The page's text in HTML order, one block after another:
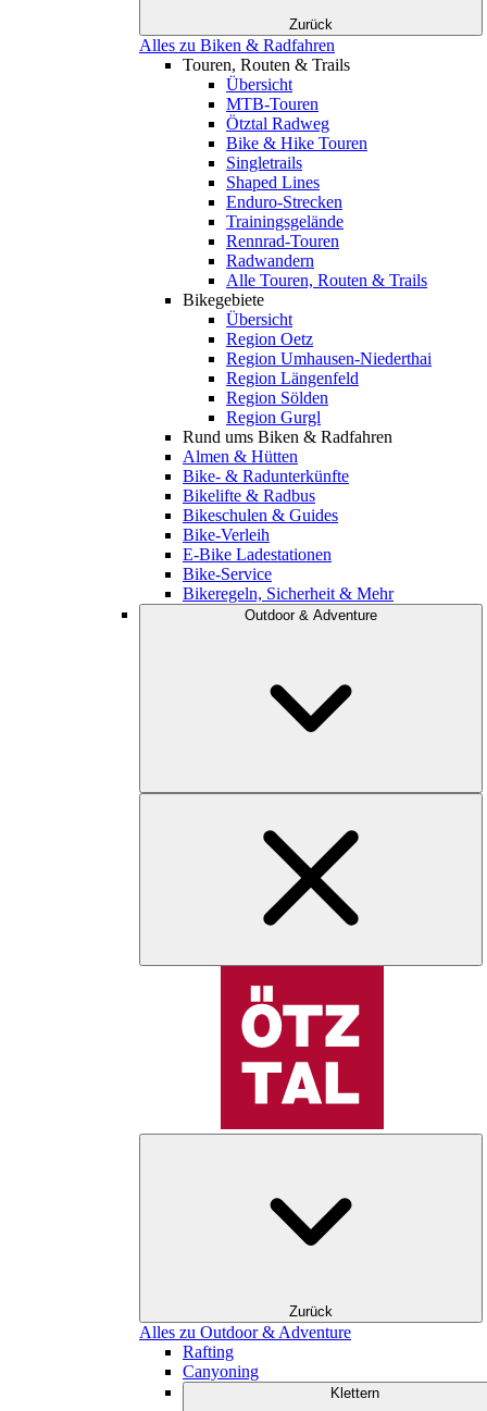
Zurück
Alles zu Biken & Radfahren
Touren, Routen & Trails
Übersicht
MTB-Touren
Ötztal Radweg
Bike & Hike Touren
Singletrails
Shaped Lines
Enduro-Strecken
Trainingsgelände
Rennrad-Touren
Radwandern
Alle Touren, Routen & Trails
Bikegebiete
Übersicht
Region Oetz
Region Umhausen-Niederthai
Region Längenfeld
Region Sölden
Region Gurgl
Rund ums Biken & Radfahren
Almen & Hütten
Bike- & Radunterkünfte
Bikelifte & Radbus
Bikeschulen & Guides
Bike-Verleih
E-Bike Ladestationen
Bike-Service
Bikeregeln, Sicherheit & Mehr
Outdoor & Adventure
Zurück
Alles zu Outdoor & Adventure
Rafting
Canyoning
Klettern